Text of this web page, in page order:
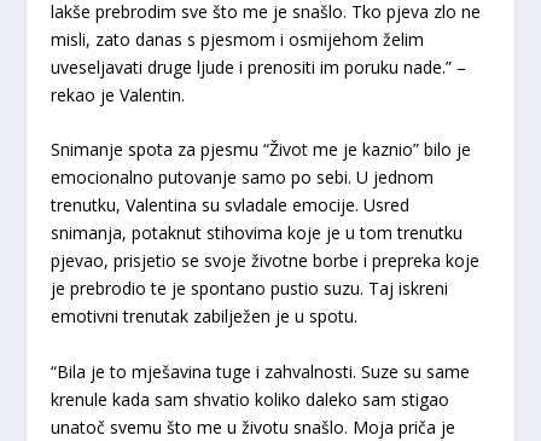
lakše prebrodim sve što me je snašlo. Tko pjeva zlo ne
misli, zato danas s pjesmom i osmijehom želim
uveseljavati druge ljude i prenositi im poruku nade.” –
rekao je Valentin.
Snimanje spota za pjesmu “Život me je kaznio” bilo je
emocionalno putovanje samo po sebi. U jednom
trenutku, Valentina su svladale emocije. Usred
snimanja, potaknut stihovima koje je u tom trenutku
pjevao, prisjetio se svoje životne borbe i prepreka koje
je prebrodio te je spontano pustio suzu. Taj iskreni
emotivni trenutak zabilježen je u spotu.
“Bila je to mješavina tuge i zahvalnosti. Suze su same
krenule kada sam shvatio koliko daleko sam stigao
unatoč svemu što me u životu snašlo. Moja priča je